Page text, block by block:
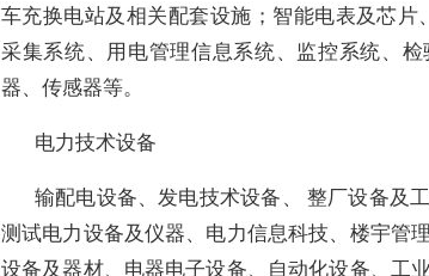
车充换电站及相关配套设施；智能电表及芯
采集系统、用电管理信息系统、监控系统、
器、传感器等。
电力技术设备
输配电设备、发电技术设备、 整厂设备及
测试电力设备及仪器、电力信息科技、楼宇管
设备及器材、电器电子设备、自动化设备、工